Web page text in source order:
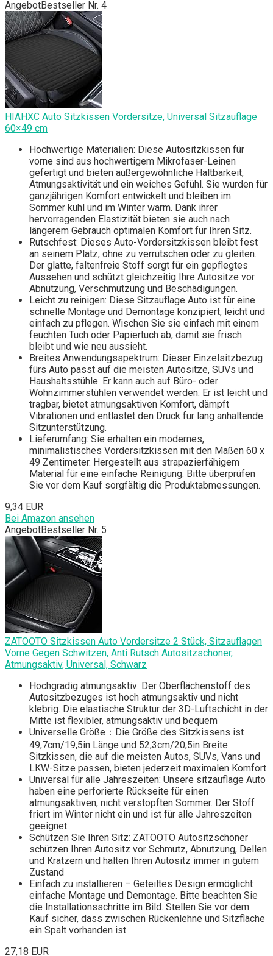
AngebotBestseller Nr. 4
HIAHXC Auto Sitzkissen Vordersitze, Universal Sitzauflage
60×49 cm
Hochwertige Materialien: Diese Autositzkissen für
vorne sind aus hochwertigem Mikrofaser-Leinen
gefertigt und bieten außergewöhnliche Haltbarkeit,
Atmungsaktivität und ein weiches Gefühl. Sie wurden für
ganzjährigen Komfort entwickelt und bleiben im
Sommer kühl und im Winter warm. Dank ihrer
hervorragenden Elastizität bieten sie auch nach
längerem Gebrauch optimalen Komfort für Ihren Sitz.
Rutschfest: Dieses Auto-Vordersitzkissen bleibt fest
an seinem Platz, ohne zu verrutschen oder zu gleiten.
Der glatte, faltenfreie Stoff sorgt für ein gepflegtes
Aussehen und schützt gleichzeitig Ihre Autositze vor
Abnutzung, Verschmutzung und Beschädigungen.
Leicht zu reinigen: Diese Sitzauflage Auto ist für eine
schnelle Montage und Demontage konzipiert, leicht und
einfach zu pflegen. Wischen Sie sie einfach mit einem
feuchten Tuch oder Papiertuch ab, damit sie frisch
bleibt und wie neu aussieht.
Breites Anwendungsspektrum: Dieser Einzelsitzbezug
fürs Auto passt auf die meisten Autositze, SUVs und
Haushaltsstühle. Er kann auch auf Büro- oder
Wohnzimmerstühlen verwendet werden. Er ist leicht und
tragbar, bietet atmungsaktiven Komfort, dämpft
Vibrationen und entlastet den Druck für lang anhaltende
Sitzunterstützung.
Lieferumfang: Sie erhalten ein modernes,
minimalistisches Vordersitzkissen mit den Maßen 60 x
49 Zentimeter. Hergestellt aus strapazierfähigem
Material für eine einfache Reinigung. Bitte überprüfen
Sie vor dem Kauf sorgfältig die Produktabmessungen.
9,34 EUR
Bei Amazon ansehen
AngebotBestseller Nr. 5
ZATOOTO Sitzkissen Auto Vordersitze 2 Stück, Sitzauflagen
Vorne Gegen Schwitzen, Anti Rutsch Autositzschoner,
Atmungsaktiv, Universal, Schwarz
Hochgradig atmungsaktiv: Der Oberflächenstoff des
Autositzbezuges ist hoch atmungsaktiv und nicht
klebrig. Die elastische Struktur der 3D-Luftschicht in der
Mitte ist flexibler, atmungsaktiv und bequem
Universelle Größe：Die Größe des Sitzkissens ist
49,7cm/19,5in Länge und 52,3cm/20,5in Breite.
Sitzkissen, die auf die meisten Autos, SUVs, Vans und
LKW-Sitze passen, bieten jederzeit maximalen Komfort
Universal für alle Jahreszeiten: Unsere sitzauflage Auto
haben eine perforierte Rückseite für einen
atmungsaktiven, nicht verstopften Sommer. Der Stoff
friert im Winter nicht ein und ist für alle Jahreszeiten
geeignet
Schützen Sie Ihren Sitz: ZATOOTO Autositzschoner
schützen Ihren Autositz vor Schmutz, Abnutzung, Dellen
und Kratzern und halten Ihren Autositz immer in gutem
Zustand
Einfach zu installieren – Geteiltes Design ermöglicht
einfache Montage und Demontage. Bitte beachten Sie
die Installationsschritte im Bild. Stellen Sie vor dem
Kauf sicher, dass zwischen Rückenlehne und Sitzfläche
ein Spalt vorhanden ist
27,18 EUR